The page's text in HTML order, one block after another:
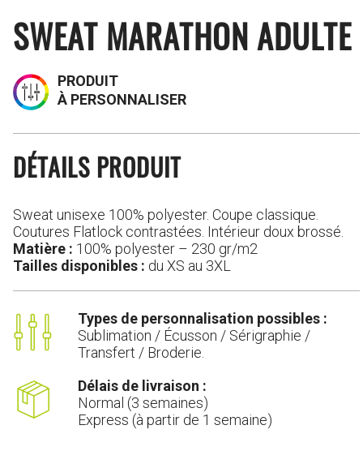
SWEAT MARATHON ADULTE
PRODUIT
À PERSONNALISER
DÉTAILS PRODUIT
Sweat unisexe 100% polyester. Coupe classique.
Coutures Flatlock contrastées. Intérieur doux brossé.
Matière : 100% polyester – 230 gr/m2
Tailles disponibles : du XS au 3XL
Types de personnalisation possibles :
Sublimation / Écusson / Sérigraphie /
Transfert / Broderie.
Délais de livraison :
Normal (3 semaines)
Express (à partir de 1 semaine)